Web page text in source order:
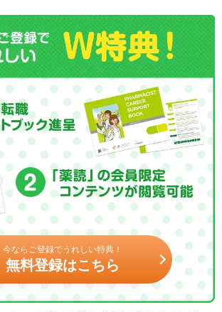
今ならご登録でうれしい特典！
無料登録はこちら